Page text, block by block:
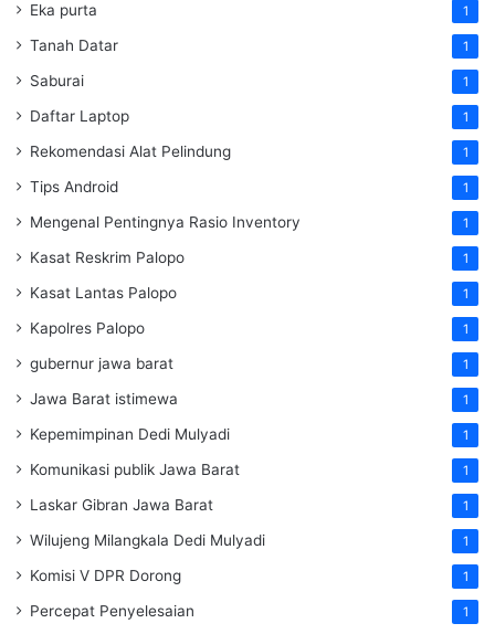
Eka purta 1
Tanah Datar 1
Saburai 1
Daftar Laptop 1
Rekomendasi Alat Pelindung 1
Tips Android 1
Mengenal Pentingnya Rasio Inventory 1
Kasat Reskrim Palopo 1
Kasat Lantas Palopo 1
Kapolres Palopo 1
gubernur jawa barat 1
Jawa Barat istimewa 1
Kepemimpinan Dedi Mulyadi 1
Komunikasi publik Jawa Barat 1
Laskar Gibran Jawa Barat 1
Wilujeng Milangkala Dedi Mulyadi 1
Komisi V DPR Dorong 1
Percepat Penyelesaian 1